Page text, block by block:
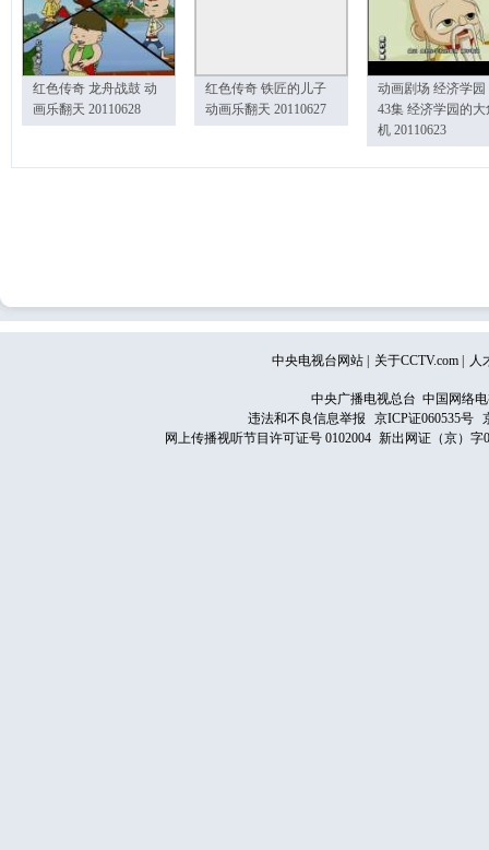
红色传奇 龙舟战鼓 动
画乐翻天 20110628
红色传奇 铁匠的儿子
动画乐翻天 20110627
动画剧场 经济学园
43集 经济学园的大
机 20110623
中央电视台网站 关于CCTV.com 人
中央广播电视总台 中国网络
违法和不良信息举报
京ICP证060535号
网上传播视听节目许可证号 0102004 新出网证（京）